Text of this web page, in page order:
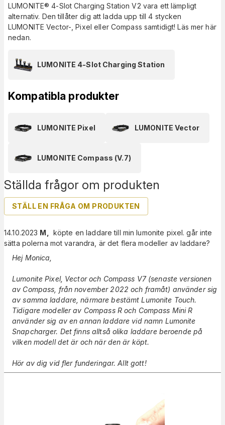
Ställda frågor om produkten
STÄLL EN FRÅGA OM PRODUKTEN
14.10.2023 M
köpte en laddare till min lumonite pixel. går inte
sätta polerna mot varandra, är det flera modeller av laddare?
Hej Monica,
Lumonite Pixel, Vector och Compass V7 (senaste versionen
av Compass, från november 2022 och framåt) använder sig
av samma laddare, närmare bestämt Lumonite Touch.
Tidigare modeller av Compass R och Compass Mini R
använder sig av en annan laddare vid namn Lumonite
Snapcharger. Det finns alltså olika laddare beroende på
vilken modell det är och när den är köpt.
Hör av dig vid fler funderingar. Allt gott!
LUMONITE® 4-Slot Charging Station V2 vara ett lämpligt
alternativ. Den tillåter dig att ladda upp till 4 stycken
LUMONITE Vector-, Pixel eller Compass samtidigt! Läs mer här
nedan.
LUMONITE 4-Slot Charging Station
Kompatibla produkter
LUMONITE Pixel LUMONITE Vector
LUMONITE Compass (V.7)